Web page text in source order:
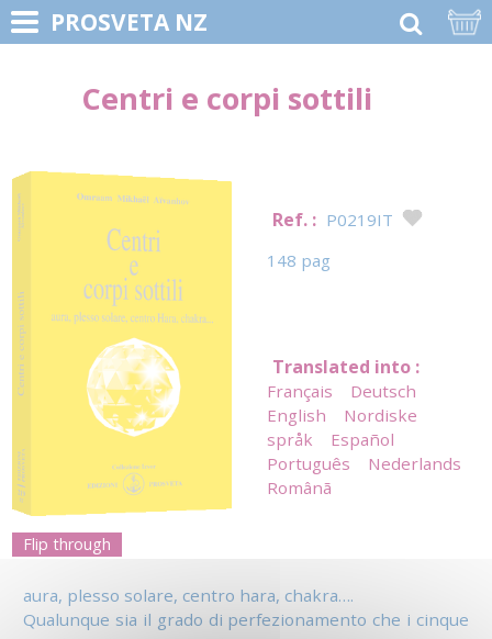
PROSVETA NZ
Centri e corpi sottili
Flip through
Ref. : P0219IT
148 pag
Translated into :
Français
Deutsch
English
Nordiske
språk
Español
Português
Nederlands
Românã
aura, plesso solare, centro hara, chakra….
Qualunque sia il grado di perfezionamento che i cinque